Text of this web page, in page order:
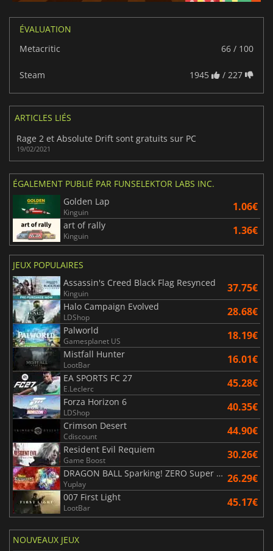
ÉVALUATION
Metacritic
66 / 100
Steam 1945 / 227
ARTICLES LIÉS
Rage 2 et Absolute Drift sont gratuits sur PC
19/02/2021
ÉGALEMENT PUBLIÉ PAR FUNSELEKTOR LABS INC.
Golden Lap
Kinguin 1.06€
art of rally
Kinguin 1.36€
JEUX POPULAIRES
Assassin's Creed Black Flag Resynced
Kinguin 37.75€
Halo Campaign Evolved
LDShop 28.68€
Palworld
Gamesplanet US 18.19€
Mistfall Hunter
LootBar 16.01€
EA SPORTS FC 27
E.Leclerc 45.28€
Forza Horizon 6
LDShop 40.35€
Crimson Desert
Cdiscount 44.90€
Resident Evil Requiem
Game Boost 30.26€
DRAGON BALL Sparking! ZERO Super Limit Breaking NEO
Yuplay 26.29€
007 First Light
LootBar 45.17€
NOUVEAUX JEUX